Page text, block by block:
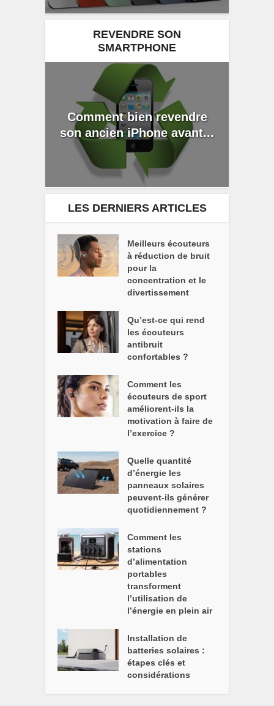
REVENDRE SON
SMARTPHONE
Comment bien revendre
son ancien iPhone avant...
LES DERNIERS ARTICLES
Meilleurs écouteurs
à réduction de bruit
pour la
concentration et le
divertissement
Qu’est-ce qui rend
les écouteurs
antibruit
confortables ?
Comment les
écouteurs de sport
améliorent-ils la
motivation à faire de
l’exercice ?
Quelle quantité
d’énergie les
panneaux solaires
peuvent-ils générer
quotidiennement ?
Comment les
stations
d’alimentation
portables
transforment
l’utilisation de
l’énergie en plein air
Installation de
batteries solaires :
étapes clés et
considérations